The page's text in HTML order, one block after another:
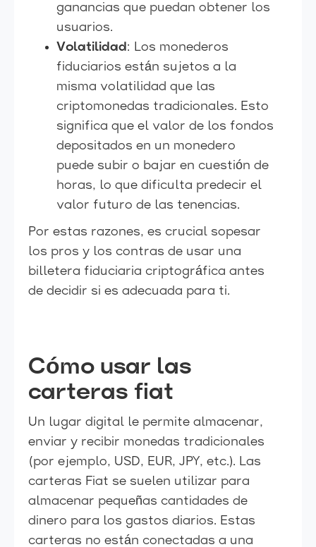
ganancias que puedan obtener los
usuarios.
Volatilidad: Los monederos
fiduciarios están sujetos a la
misma volatilidad que las
criptomonedas tradicionales. Esto
significa que el valor de los fondos
depositados en un monedero
puede subir o bajar en cuestión de
horas, lo que dificulta predecir el
valor futuro de las tenencias.
Por estas razones, es crucial sopesar
los pros y los contras de usar una
billetera fiduciaria criptográfica antes
de decidir si es adecuada para ti.
Cómo usar las
carteras fiat
Un lugar digital le permite almacenar,
enviar y recibir monedas tradicionales
(por ejemplo, USD, EUR, JPY, etc.). Las
carteras Fiat se suelen utilizar para
almacenar pequeñas cantidades de
dinero para los gastos diarios. Estas
carteras no están conectadas a una